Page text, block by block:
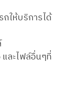
ถให้บริการได้
และไฟล์อื่นๆที่